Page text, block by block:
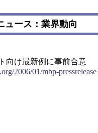
ュース：業界動向
向け最新例に事前合意
2006/01/mbp-pressrelease